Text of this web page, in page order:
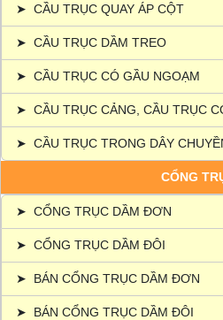
➤ CẦU TRỤC QUAY ÁP CỘT
➤ CẦU TRỤC DẦM TREO
➤ CẦU TRỤC CÓ GẦU NGOẠM
➤ CẦU TRỤC CẢNG, CẦU TRỤC
➤ CẦU TRỤC TRONG DÂY
CỔNG
➤ CỔNG TRỤC DẦM ĐƠN
➤ CỔNG TRỤC DẦM ĐÔI
➤ BÁN CỔNG TRỤC DẦM ĐƠN
➤ BÁN CỔNG TRỤC DẦM ĐÔI